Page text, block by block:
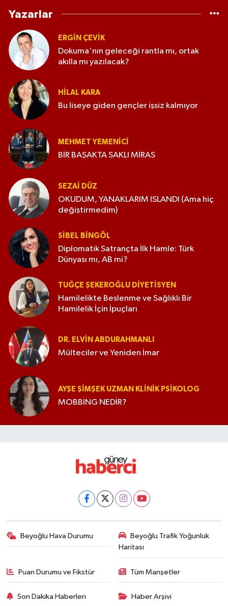
Yazarlar
ERGIN ÇEVİK
Dokuma'nın geleceği rantla mı, ortak
akılla mı yazılacak?
HILAL KARA
Bu liseye giden gençler işsiz kalmıyor
MEHMET YEMENICI
BİR BAŞAKTA SAKLI MİRAS
SEZAI DÜZ
OKUDUM, YANAKLARIM ISLANDI (Ama hiç
değiştirmedim)
SIBEL BINGÖL
Diplomatik Satrançta İlk Hamle: Türk
Dünyası mı, AB mi?
TUĞÇE ŞEKEROĞLU DIYETISYEN
Hamilelikte Beslenme ve Sağlıklı Bir
Hamilelik İçin İpuçları
DR. ELVIN ABDURAHMANLI
Mülteciler ve Yeniden İmar
AYŞE ŞIMŞEK UZMAN KLINIK PSIKOLOG
MOBBİNG NEDİR?
Beyoğlu Hava Durumu
Beyoğlu Trafik Yoğunluk
Haritası
Puan Durumu ve Fikstür Tüm Manşetler
Son Dakika Haberleri Haber Arşivi